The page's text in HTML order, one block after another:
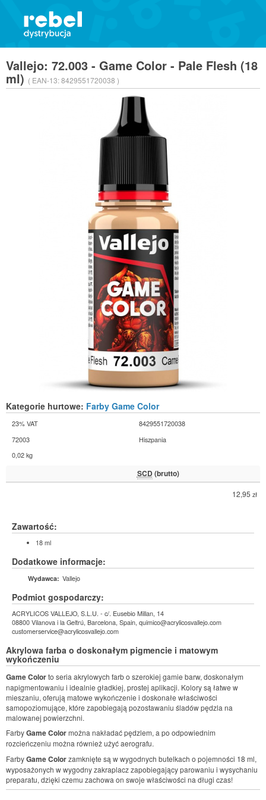
Vallejo: 72.003 - Game Color - Pale Flesh (18
ml) ( EAN-13:8429551720038 )
Kategorie hurtowe: Farby Game Color
23% VAT
8429551720038
72003
Hiszpania
0,02 kg
SCD (brutto)
12,95 zł
Zawartość:
18 ml
Dodatkowe informacje:
Wydawca: Vallejo
Podmiot gospodarczy:
ACRYLICOS VALLEJO, S.L.U. - c/. Eusebio Millan, 14
08800 Vilanova i la Geltrú, Barcelona, Spain, quimico@acrylicosvallejo.com
customerservice@acrylicosvallejo.com
Akrylowa farba o doskonałym pigmencie i matowym
wykończeniu
Game Colorto seria akrylowych farb o szerokiej gamie barw, doskonałym
napigmentowaniu i idealnie gładkiej, prostej aplikacji. Kolory są łatwe w
mieszaniu, oferują matowe wykończenie i doskonałe właściwości
samopoziomujące, które zapobiegają pozostawaniu śladów pędzla na
malowanej powierzchni.
FarbyGame Colormożna nakładać pędzlem, a po odpowiednim
rozcieńczeniu można również użyć aerografu.
FarbyGame Colorzamknięte są w wygodnych butelkach o pojemności 18 ml,
wyposażonych w wygodny zakraplacz zapobiegający parowaniu i wysychaniu
preparatu, dzięki czemu zachowa on swoje właściwości na długi czas!